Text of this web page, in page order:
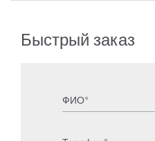
Быстрый заказ